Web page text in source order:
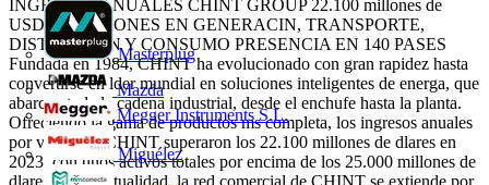
Masterplug
Mazda
Megger Instruments S.L.
Miguélez
INGRESOS ANUALES CHINT GROUP 22.100 millones de
USD SOLUCIONES EN GENERACIN, TRANSPORTE,
DISTRIBUCIN Y CONSUMO PRESENCIA EN 140 PASES
Fundada en 1984, CHINT ha evolucionado con gran rapidez hasta
convertirse en lder mundial en soluciones inteligentes de energa, que
abarcan toda la cadena industrial, desde el enchufe hasta la planta.
Ofreciendo la gama de productos ms completa, los ingresos anuales
por ventas de CHINT superaron los 22.100 millones de dlares en
2023, con unos activos totales por encima de los 25.000 millones de
dlares. En la actualidad, la red comercial de CHINT se extiende por